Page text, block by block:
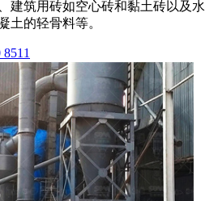
建筑用砖如空心砖和黏土砖以及水
土的轻骨料等。